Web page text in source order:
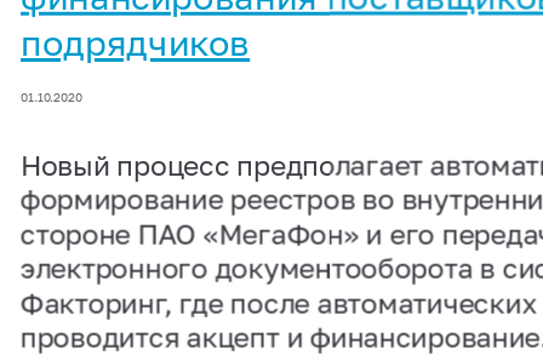
подрядчиков
01.10.2020
Новый процесс предполагает
формирование реестров во
стороне ПАО «МегаФон» и его
электронного документооборота в
Факторинг, где после
проводится акцепт и